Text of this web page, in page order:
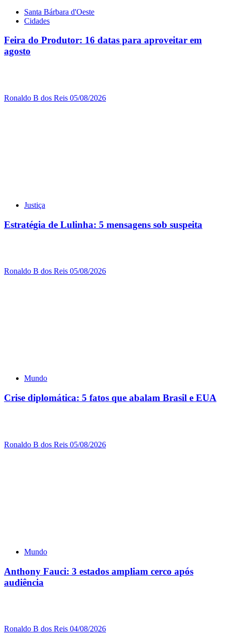
Santa Bárbara d'Oeste
Cidades
Feira do Produtor: 16 datas para aproveitar em
agosto
Ronaldo B dos Reis 05/08/2026
Justiça
Estratégia de Lulinha: 5 mensagens sob suspeita
Ronaldo B dos Reis 05/08/2026
Mundo
Crise diplomática: 5 fatos que abalam Brasil e EUA
Ronaldo B dos Reis 05/08/2026
Mundo
Anthony Fauci: 3 estados ampliam cerco após
audiência
Ronaldo B dos Reis 04/08/2026